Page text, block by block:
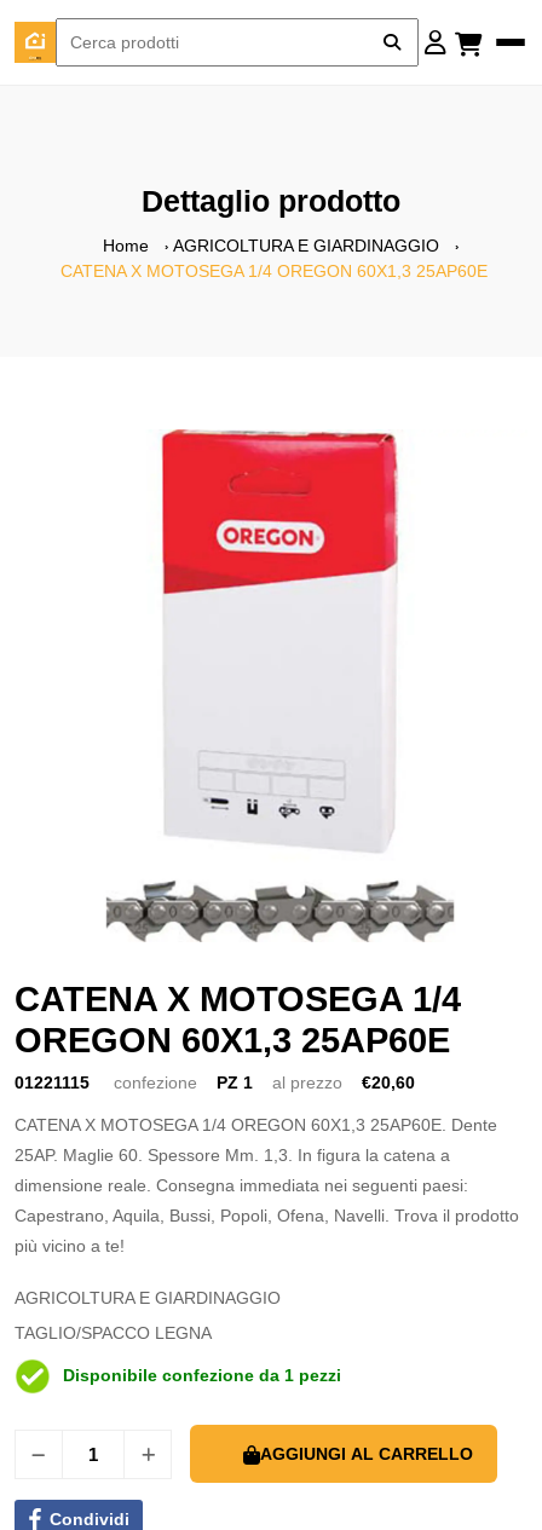
Dettaglio prodotto
Home
AGRICOLTURA E GIARDINAGGIO
CATENA X MOTOSEGA 1/4 OREGON 60X1,3 25AP60E
CATENA X MOTOSEGA 1/4
OREGON 60X1,3 25AP60E
01221115 confezione PZ 1 al prezzo €20,60
CATENA X MOTOSEGA 1/4 OREGON 60X1,3 25AP60E. Dente
25AP. Maglie 60. Spessore Mm. 1,3. In figura la catena a
dimensione reale. Consegna immediata nei seguenti paesi:
Capestrano, Aquila, Bussi, Popoli, Ofena, Navelli. Trova il prodotto
più vicino a te!
AGRICOLTURA E GIARDINAGGIO
TAGLIO/SPACCO LEGNA
Disponibile confezione da 1 pezzi
AGGIUNGI AL CARRELLO
Condividi